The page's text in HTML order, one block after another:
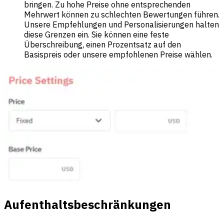
bringen. Zu hohe Preise ohne entsprechenden
Mehrwert können zu schlechten Bewertungen führen.
Unsere Empfehlungen und Personalisierungen halten
diese Grenzen ein. Sie können eine feste
Überschreibung, einen Prozentsatz auf den
Basispreis oder unsere empfohlenen Preise wählen.
Aufenthaltsbeschränkungen